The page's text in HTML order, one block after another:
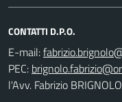
CONTATTI D.P.O.
E-mail:
PEC:
l'Avv. Fabrizio BRIGNOLO